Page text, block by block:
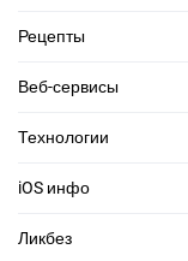
Рецепты
Веб-сервисы
Технологии
iOS инфо
Ликбез